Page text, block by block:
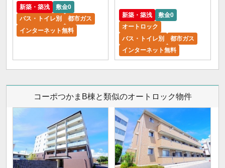
新築・築浅
敷金0
バス・トイレ別
都市ガス
インターネット無料
新築・築浅
敷金0
オートロック
バス・トイレ別
都市ガス
インターネット無料
コーポつかまB棟と類似のオートロック物件